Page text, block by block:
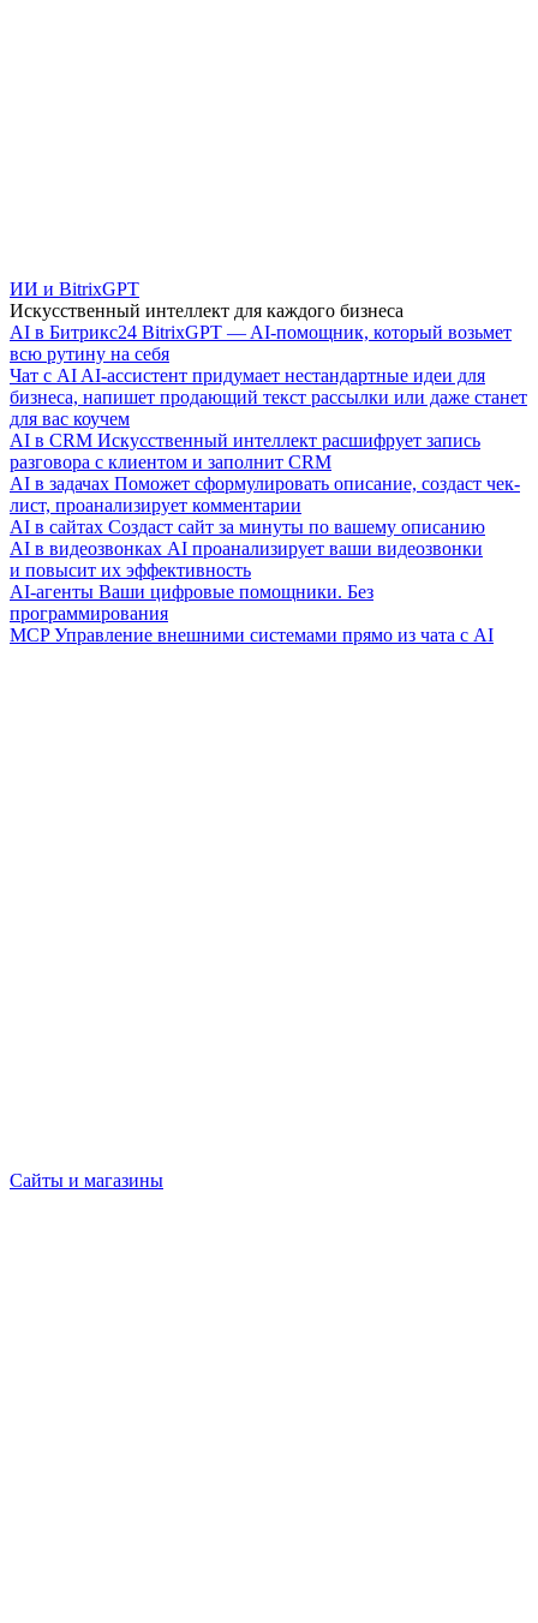
ИИ и BitrixGPT
Искусственный интеллект для каждого бизнеса
AI в Битрикс24 BitrixGPT — AI-помощник, который возьмет
всю рутину на себя
Чат с AI AI-ассистент придумает нестандартные идеи для
бизнеса, напишет продающий текст рассылки или даже станет
для вас коучем
AI в CRM Искусственный интеллект расшифрует запись
разговора с клиентом и заполнит CRM
AI в задачах Поможет сформулировать описание, создаст чек-
лист, проанализирует комментарии
AI в сайтах Создаст сайт за минуты по вашему описанию
AI в видеозвонках AI проанализирует ваши видеозвонки
и повысит их эффективность
AI-агенты Ваши цифровые помощники. Без
программирования
MCP Управление внешними системами прямо из чата с AI
Сайты и магазины